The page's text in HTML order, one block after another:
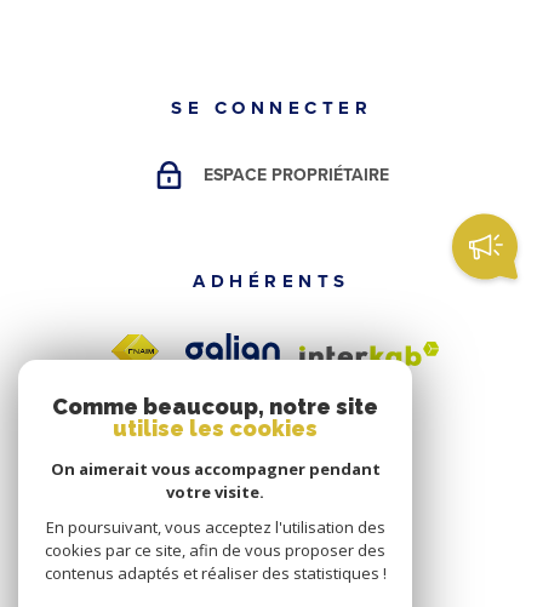
SE CONNECTER
ESPACE PROPRIÉTAIRE
ADHÉRENTS
Comme beaucoup, notre site
utilise les cookies
On aimerait vous accompagner pendant
votre visite.
En poursuivant, vous acceptez l'utilisation des
cookies par ce site, afin de vous proposer des
contenus adaptés et réaliser des statistiques !